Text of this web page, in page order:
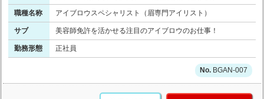
職種名称 アイブロウスペシャリスト（眉専門アイリスト）
サブ 美容師免許を活かせる注目のアイブロウのお仕事！
勤務形態 正社員
BGAN-007